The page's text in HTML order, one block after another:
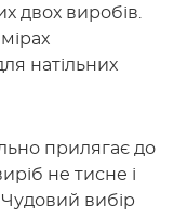
двох виробів.
натільних
прилягає до
не тисне і
вибір